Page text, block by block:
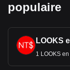
populaire
LOOKS
1 LOOKS